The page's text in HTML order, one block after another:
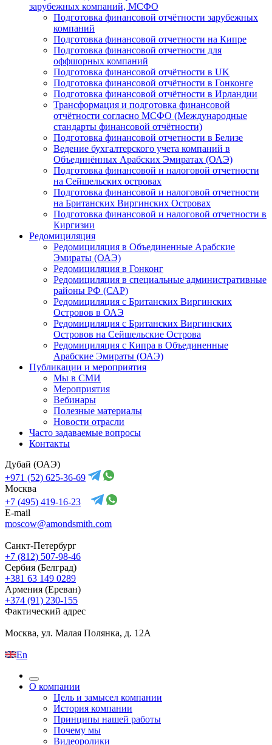
зарубежных компаний, МСФО
Подготовка финансовой отчётности зарубежных
компаний
Подготовка финансовой отчетности на Кипре
Подготовка финансовой отчетности для
оффшорных компаний
Подготовка финансовой отчётности в UK
Подготовка финансовой отчётности в Гонконге
Подготовка финансовой отчётности в Ирландии
Трансформация и подготовка финансовой
отчётности согласно МСФО (Международные
стандарты финансовой отчётности)
Подготовка финансовой отчетности в Белизе
Ведение бухгалтерского учета компаний в
Объединённых Арабских Эмиратах (ОАЭ)
Подготовка финансовой и налоговой отчетности
на Сейшельских островах
Подготовка финансовой и налоговой отчетности
на Британских Виргинских Островах
Подготовка финансовой и налоговой отчетности в
Киргизии
Редомициляция
Редомициляция в Объединенные Арабские
Эмираты (ОАЭ)
Редомициляция в Гонконг
Редомициляция в специальные административные
районы РФ (САР)
Редомициляция с Британских Виргинских
Островов в ОАЭ
Редомициляция с Британских Виргинских
Островов на Сейшельские Острова
Редомициляция с Кипра в Объединенные
Арабские Эмираты (ОАЭ)
Публикации и мероприятия
Мы в СМИ
Мероприятия
Вебинары
Полезные материалы
Новости отрасли
Часто задаваемые вопросы
Контакты
Дубай (ОАЭ)
+971 (52) 625-36-69
Москва
+7 (495) 419-16-23
E-mail
moscow@amondsmith.com
Санкт-Петербург
+7 (812) 507-98-46
Сербия (Белград)
+381 63 149 0289
Армения (Ереван)
+374 (91) 230-155
Фактический адрес
Москва, ул. Малая Полянка, д. 12А
En
О компании
Цель и замысел компании
История компании
Принципы нашей работы
Почему мы
Видеоролики